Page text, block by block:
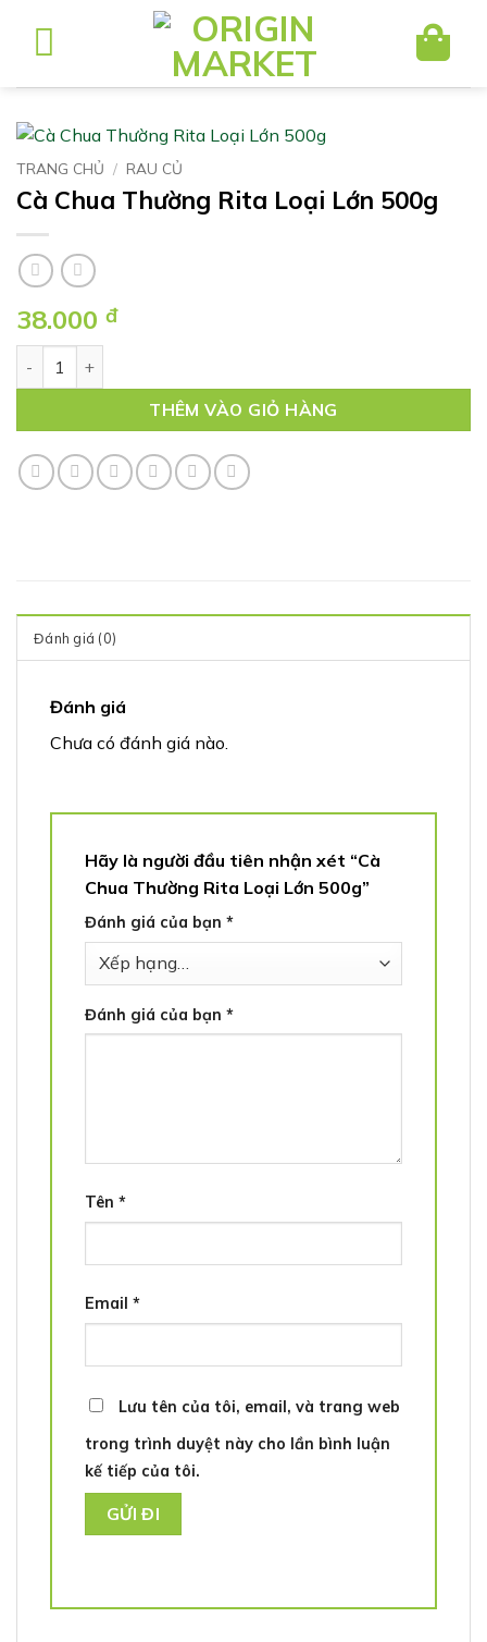
dung
TRANG CHỦ / RAU CỦ
Cà Chua Thường Rita Loại Lớn 500g
38.000 đ
THÊM VÀO GIỎ HÀNG
Đánh giá (0)
Đánh giá
Chưa có đánh giá nào.
Hãy là người đầu tiên nhận xét “Cà
Chua Thường Rita Loại Lớn 500g”
Đánh giá của bạn *
Đánh giá của bạn *
Tên *
Email *
Lưu tên của tôi, email, và trang web
trong trình duyệt này cho lần bình luận
kế tiếp của tôi.